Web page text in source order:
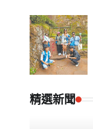
精選新聞